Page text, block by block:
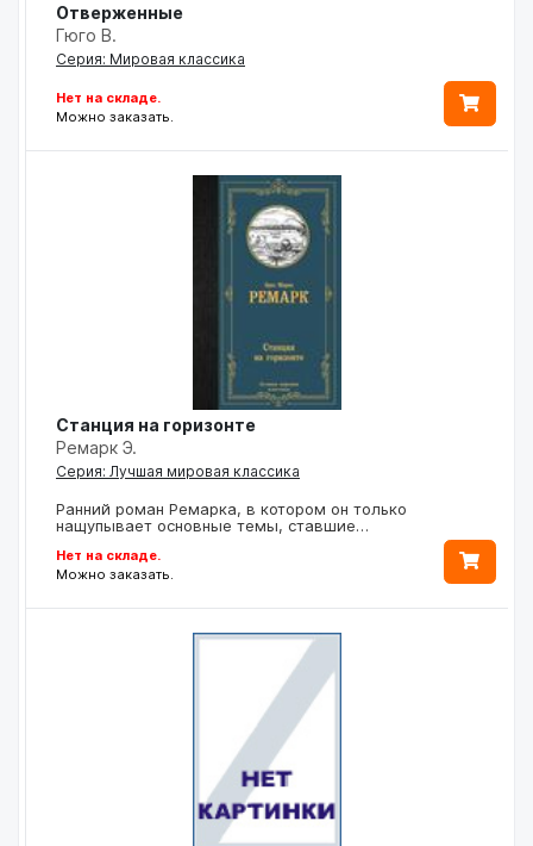
Отверженные
Гюго В.
Серия: Мировая классика
Нет на складе.
Можно заказать.
Станция на горизонте
Ремарк Э.
Серия: Лучшая мировая классика
Ранний роман Ремарка, в котором он только
нащупывает основные темы, ставшие…
Нет на складе.
Можно заказать.